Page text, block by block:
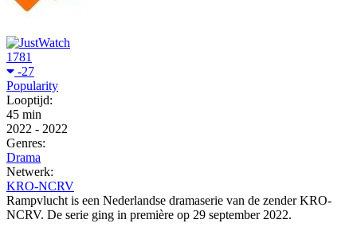
1781
-27
Popularity
Looptijd:
45 min
2022 - 2022
Genres:
Drama
Netwerk:
KRO-NCRV
Rampvlucht is een Nederlandse dramaserie van de zender KRO-
NCRV. De serie ging in première op 29 september 2022.